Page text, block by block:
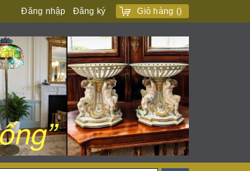
Đăng nhập Đăng ký Giỏ hàng ()